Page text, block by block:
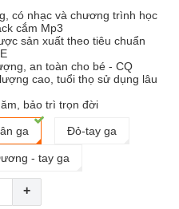
có nhạc và chương trình học
cắm Mp3
sản xuất theo tiêu chuẩn
an toàn cho bé - CQ
cao, tuổi thọ sử dụng lâu
bảo trì trọn đời
ga Đỏ-tay ga
- tay ga
+